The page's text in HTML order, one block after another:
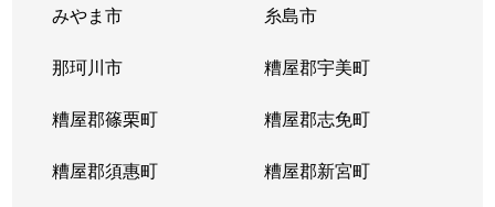
みやま市 糸島市
那珂川市 糟屋郡宇美町
糟屋郡篠栗町 糟屋郡志免町
糟屋郡須惠町 糟屋郡新宮町